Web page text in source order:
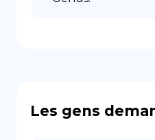
Les gens